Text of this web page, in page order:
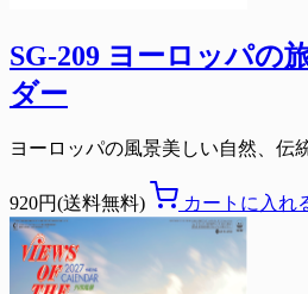
SG-209 ヨーロッパの
ダー
ヨーロッパの風景美しい自然、伝
920円(送料無料) カートに入れ